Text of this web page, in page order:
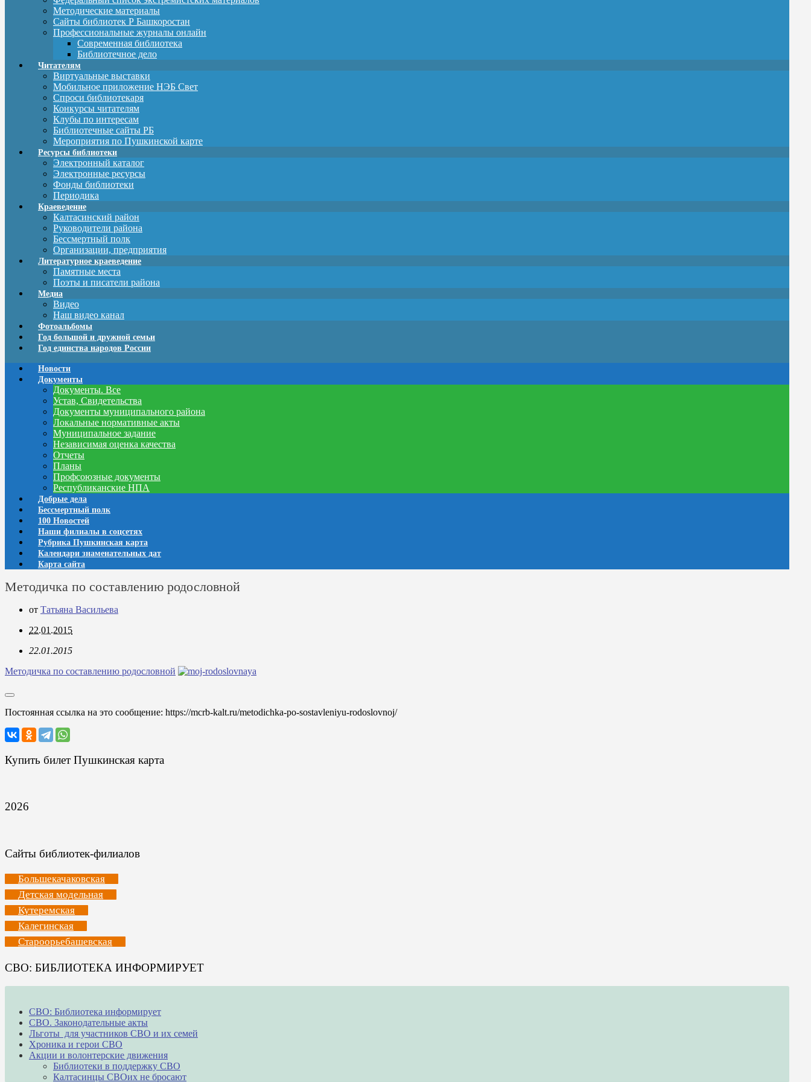
Методические материалы
Сайты библиотек Р Башкоростан
Профессиональные журналы онлайн
Современная библиотека
Библиотечное дело
Читателям
Виртуальные выставки
Мобильное приложение НЭБ Свет
Спроси библиотекаря
Конкурсы читателям
Клубы по интересам
Библиотечные сайты РБ
Мероприятия по Пушкинской карте
Ресурсы библиотеки
Электронный каталог
Электронные ресурсы
Фонды библиотеки
Периодика
Краеведение
Калтасинский район
Руководители района
Бессмертный полк
Организации, предприятия
Литературное краеведение
Памятные места
Поэты и писатели района
Медиа
Видео
Наш видео канал
Фотоальбомы
Год большой и дружной семьи
Год единства народов России
Новости
Документы
Документы. Все
Устав, Свидетельства
Документы муниципального района
Локальные нормативные акты
Муниципальное задание
Независимая оценка качества
Отчеты
Планы
Профсоюзные документы
Республиканские НПА
Добрые дела
Бессмертный полк
100 Новостей
Наши филиалы в соцсетях
Рубрика Пушкинская карта
Календари знаменательных дат
Карта сайта
Методичка по составлению родословной
от Татьяна Васильева
22.01.2015
22.01.2015
Методичка по составлению родословной
Постоянная ссылка на это сообщение: https://mcrb-kalt.ru/metodichka-po-sostavleniyu-rodoslovnoj/
Купить билет Пушкинская карта
2026
Сайты библиотек-филиалов
Большекачаковская
Детская модельная
Кутеремская
Калегинская
Староорьебашевская
СВО: БИБЛИОТЕКА ИНФОРМИРУЕТ
СВО: Библиотека информирует
СВО. Законодательные акты
Льготы для участников СВО и их семей
Хроника и герои СВО
Акции и волонтерские движения
Библиотеки в поддержку СВО
Калтасинцы СВОих не бросают